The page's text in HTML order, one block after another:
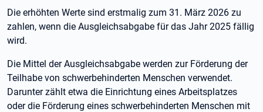
Die erhöhten Werte sind erstmalig zum 31. März 2026 zu
zahlen, wenn die Ausgleichsabgabe für das Jahr 2025 fällig
wird.
Die Mittel der Ausgleichsabgabe werden zur Förderung der
Teilhabe von schwerbehinderten Menschen verwendet.
Darunter zählt etwa die Einrichtung eines Arbeitsplatzes
oder die Förderung eines schwerbehinderten Menschen mit